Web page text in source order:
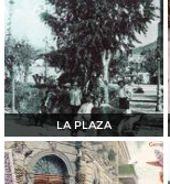
LA PLAZA